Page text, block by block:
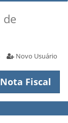
de
Novo Usuário
Fiscal